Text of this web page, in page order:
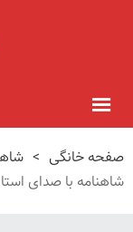
صفحه خانگی >
شاهنامه با صدای